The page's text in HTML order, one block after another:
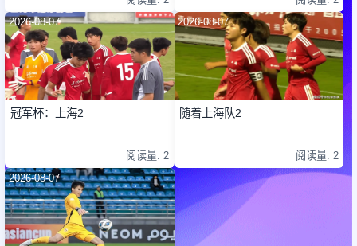
2026-08-07
冠军杯：上海2
阅读量: 2
2026-08-07
随着上海队2
阅读量: 2
2026-08-07